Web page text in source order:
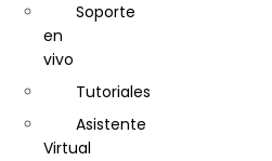
Control
de
Calidad
Cosmetología
Diseño
de
Soporte
en
vivo
Tutoriales
Asistente
Virtual